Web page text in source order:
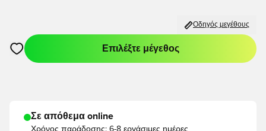
Οδηγός μεγέθους
Ανοίγει ένα Modal για να συνδεθείτε ή να εγγραφείτε ως
Επιλέξτε μέγεθος
Σε απόθεμα online
Χρόνος παράδοσης: 6-8 εργάσιμες ημέρες